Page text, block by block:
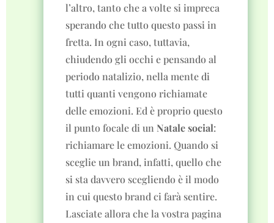
l’altro, tanto che a volte si impreca
sperando che tutto questo passi in
fretta. In ogni caso, tuttavia,
chiudendo gli occhi e pensando al
periodo natalizio, nella mente di
tutti quanti vengono richiamate
delle emozioni. Ed è proprio questo
il punto focale di un Natale social:
richiamare le emozioni. Quando si
sceglie un brand, infatti, quello che
si sta davvero scegliendo è il modo
in cui questo brand ci farà sentire.
Lasciate allora che la vostra pagina